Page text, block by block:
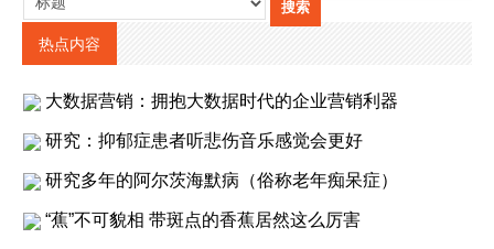
热点内容
大数据营销：拥抱大数据时代的企业营销利器
研究：抑郁症患者听悲伤音乐感觉会更好
研究多年的阿尔茨海默病（俗称老年痴呆症）
“蕉”不可貌相 带斑点的香蕉居然这么厉害